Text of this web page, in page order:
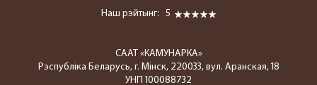
СААТ «КАМУНАРКА»
Рэспубліка Беларусь, г. Мінск, 220033, вул. Аранская, 18
УНП 100088732
Наш рэйтынг:
5